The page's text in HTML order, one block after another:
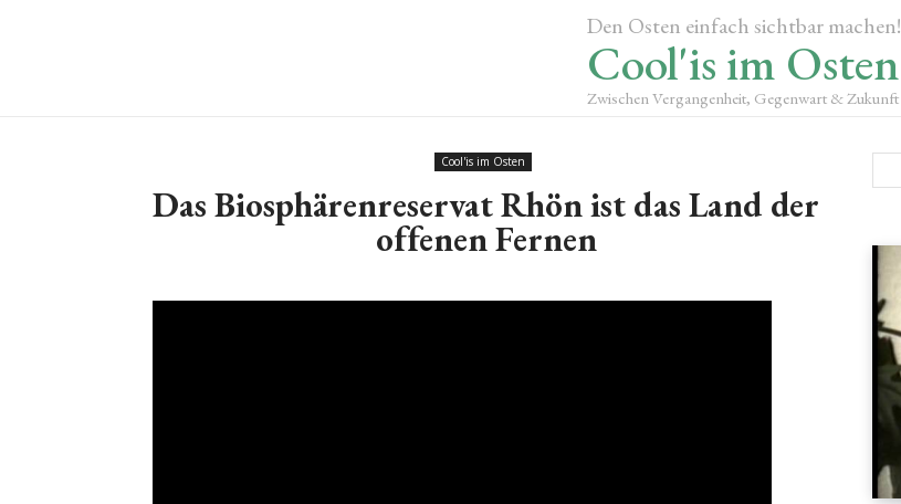
Den Osten einfach sichtbar machen!
Cool'is im Osten
Zwischen Vergangenheit, Gegenwart & Zukunft
Cool'is im Osten
Das Biosphärenreservat Rhön ist das Land der
offenen Fernen